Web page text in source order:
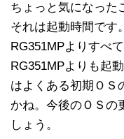
ちょっと気になった
それは起動時間です。
RG351MPよりすべ
RG351MPよりも起
はよくある初期ＯＳ
かね。今後のＯＳの
しょう。